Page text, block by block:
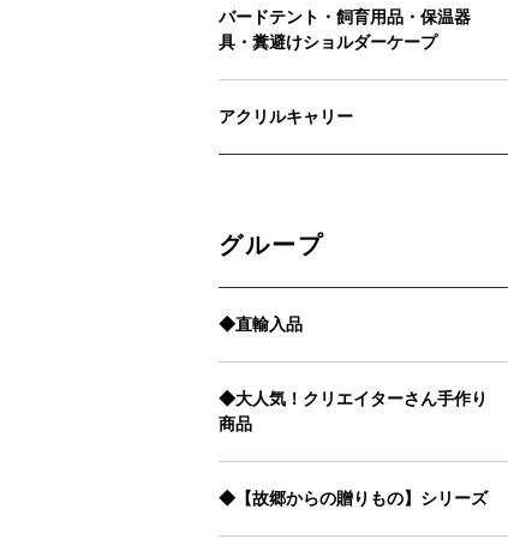
バードテント・飼育用品・保温器
具・糞避けショルダーケープ
アクリルキャリー
グループ
◆直輸入品
◆大人気！クリエイターさん手作り
商品
◆【故郷からの贈りもの】シリーズ